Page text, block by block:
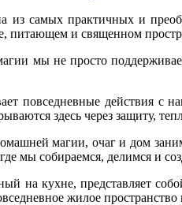
самых практичных и
питающем и священном
мы не просто
повседневные действия с
здесь через защиту,
магии, очаг и дом
мы собираемся, делимся и
на кухне, представляет
жилое